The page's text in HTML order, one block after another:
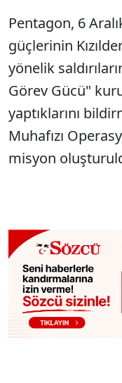
Pentagon, 6
güçlerinin
yönelik
Görev Gücü"
yaptıklarını
Muhafızı
misyon